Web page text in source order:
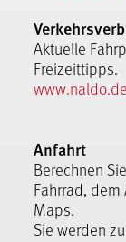
Aktuelle
Freizeittipps.
www.naldo.de
Anfahrt
Berechnen
Fahrrad, dem
Maps.
Sie werden